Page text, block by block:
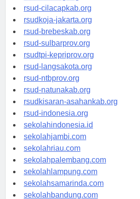
rsud-sintang.org
rsud-cilacapkab.org
rsudkoja-jakarta.org
rsud-brebeskab.org
rsud-sulbarprov.org
rsudtpi-kepriprov.org
rsud-langsakota.org
rsud-ntbprov.org
rsud-natunakab.org
rsudkisaran-asahankab.org
rsud-indonesia.org
sekolahindonesia.id
sekolahjambi.com
sekolahriau.com
sekolahpalembang.com
sekolahlampung.com
sekolahsamarinda.com